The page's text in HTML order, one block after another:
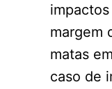
margem
matas
caso de